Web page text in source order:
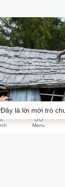
Đây là lời mời trò